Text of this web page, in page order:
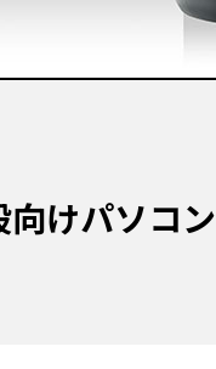
向けパソコン